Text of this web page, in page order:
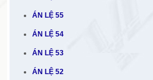
ÁN LỆ 55
ÁN LỆ 54
ÁN LỆ 53
ÁN LỆ 52